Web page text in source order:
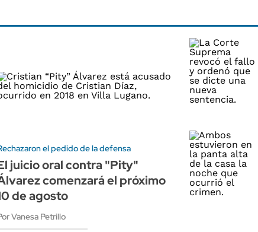
el pedido de la defensa
juicio oral contra "Pity"
comenzará el próximo
de agosto
Vanesa Petrillo